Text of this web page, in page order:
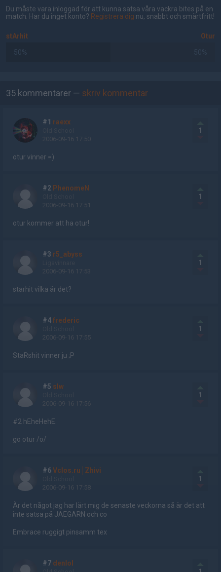
Du måste vara inloggad för att kunna satsa våra vackra bites på en
match. Har du inget konto? Registrera dig nu, snabbt och smärtfritt!
stArhit Otur
50% 50%
35 kommentarer — skriv kommentar
#1 raexx
2006-09-16 17:50
1
otur vinner =)
#2 PhenomeN
2006-09-16 17:51
1
otur kommer att ha otur!
#3 r5_abyss
2006-09-16 17:53
1
starhit vilka är det?
#4frederic
2006-09-16 17:55
1
StaRshit vinner ju ;P
#5 slw
2006-09-16 17:56
1
#2 hEheHehE.
go otur /o/
#6Vclos.ru│Zhivi
2006-09-16 17:58
1
Är det något jag har lärt mig de senaste veckorna så är det att
inte satsa på JAEGARN och co
Embrace ruggigt pinsamm tex
#7 denlol